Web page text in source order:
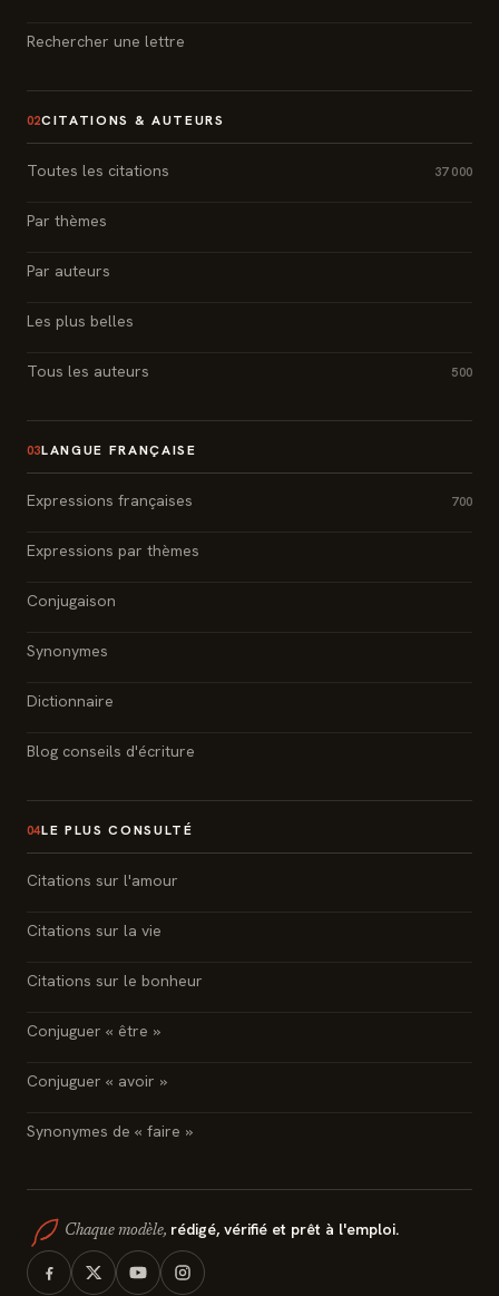
Rechercher une lettre
02CITATIONS & AUTEURS
Toutes les citations 37 000
Par thèmes
Par auteurs
Les plus belles
Tous les auteurs 500
03LANGUE FRANÇAISE
Expressions françaises 700
Expressions par thèmes
Conjugaison
Synonymes
Dictionnaire
Blog conseils d'écriture
04LE PLUS CONSULTÉ
Citations sur l'amour
Citations sur la vie
Citations sur le bonheur
Conjuguer « être »
Conjuguer « avoir »
Synonymes de « faire »
Chaque modèle, rédigé, vérifié et prêt à l'emploi.